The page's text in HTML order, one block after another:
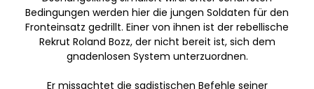
Bedingungen werden hier die jungen Soldaten für den
Fronteinsatz gedrillt. Einer von ihnen ist der rebellische
Rekrut Roland Bozz, der nicht bereit ist, sich dem
gnadenlosen System unterzuordnen.
Er missachtet die sadistischen Befehle seiner